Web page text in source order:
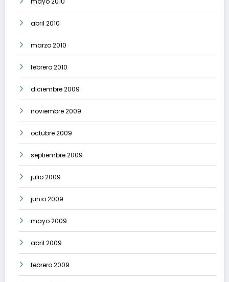
abril 2010
marzo 2010
febrero 2010
diciembre 2009
noviembre 2009
octubre 2009
septiembre 2009
julio 2009
junio 2009
mayo 2009
abril 2009
febrero 2009